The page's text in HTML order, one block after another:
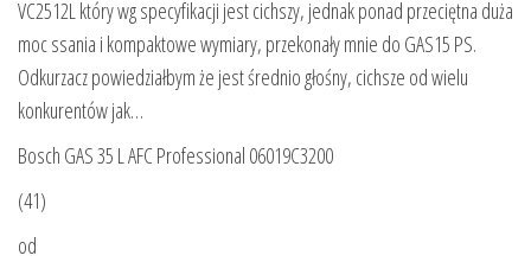
VC2512L który wg specyfikacji jest cichszy, jednak ponad przeciętna duża
moc ssania i kompaktowe wymiary, przekonały mnie do GAS15 PS.
Odkurzacz powiedziałbym że jest średnio głośny, cichsze od wielu
konkurentów jak…
Bosch GAS 35 L AFC Professional 06019C3200
(41)
od